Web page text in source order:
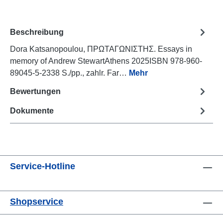
Beschreibung
Dora Katsanopoulou, ΠΡΩΤΑΓΩΝΙΣΤΗΣ. Essays in
memory of Andrew StewartAthens 2025ISBN 978-960-
89045-5-2338 S./pp., zahlr. Far… Mehr
Bewertungen
Dokumente
Service-Hotline
Shopservice